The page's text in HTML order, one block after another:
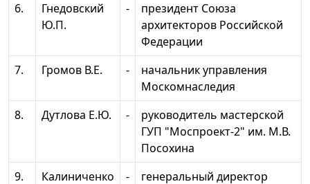
6.
Гнедовский
Ю.П.
-
президент Союза
архитекторов Российской
Федерации
7.
Громов В.Е. -
начальник управления
Москомнаследия
8.
Дутлова Е.Ю. -
руководитель мастерской
ГУП "Моспроект-2" им. М.В.
Посохина
9.
Калиниченко
-
генеральный директор